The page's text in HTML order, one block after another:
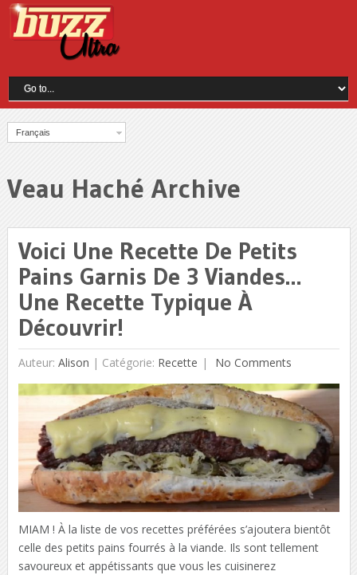
Français
Veau Haché Archive
Voici Une Recette De Petits
Pains Garnis De 3 Viandes…
Une Recette Typique À
Découvrir!
Auteur: Alison | Catégorie: Recette No Comments
MIAM ! À la liste de vos recettes préférées s’ajoutera bientôt
celle des petits pains fourrés à la viande. Ils sont tellement
savoureux et appétissants que vous les cuisinerez